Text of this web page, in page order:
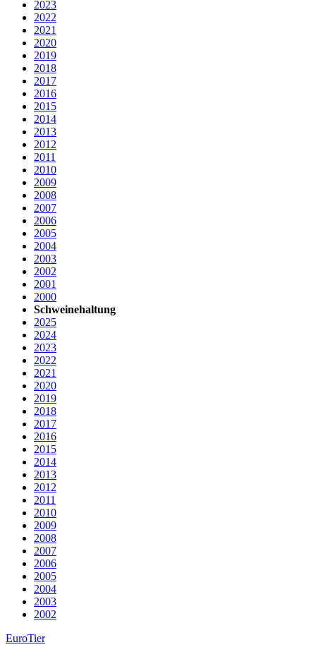
2023
2022
2021
2020
2019
2018
2017
2016
2015
2014
2013
2012
2011
2010
2009
2008
2007
2006
2005
2004
2003
2002
2001
2000
Schweinehaltung
2025
2024
2023
2022
2021
2020
2019
2018
2017
2016
2015
2014
2013
2012
2011
2010
2009
2008
2007
2006
2005
2004
2003
2002
EuroTier